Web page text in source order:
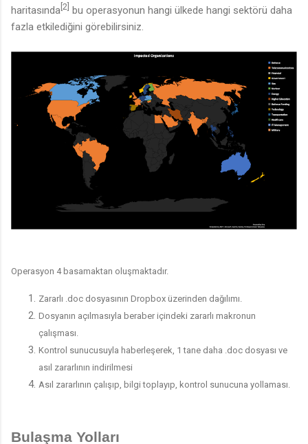
haritasında[2] bu operasyonun hangi ülkede hangi sektörü daha
fazla etkilediğini görebilirsiniz.
Operasyon 4 basamaktan oluşmaktadır.
Zararlı .doc dosyasının Dropbox üzerinden dağılımı.
Dosyanın açılmasıyla beraber içindeki zararlı makronun
çalışması.
Kontrol sunucusuyla haberleşerek, 1 tane daha .doc dosyası ve
asıl zararlının indirilmesi
Asıl zararlının çalışıp, bilgi toplayıp, kontrol sunucuna yollaması.
Bulaşma Yolları